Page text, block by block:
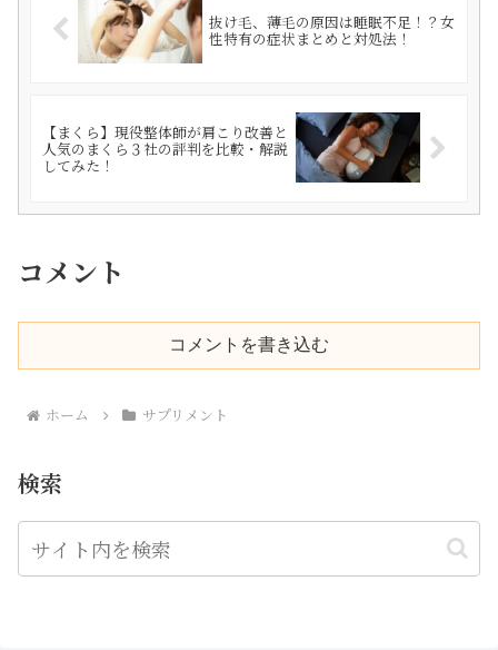
抜け毛、薄毛の原因は睡眠不足！？女
性特有の症状まとめと対処法！
【まくら】現役整体師が肩こり改善と
人気のまくら３社の評判を比較・解説
してみた！
コメント
コメントを書き込む
ホーム サプリメント
検索